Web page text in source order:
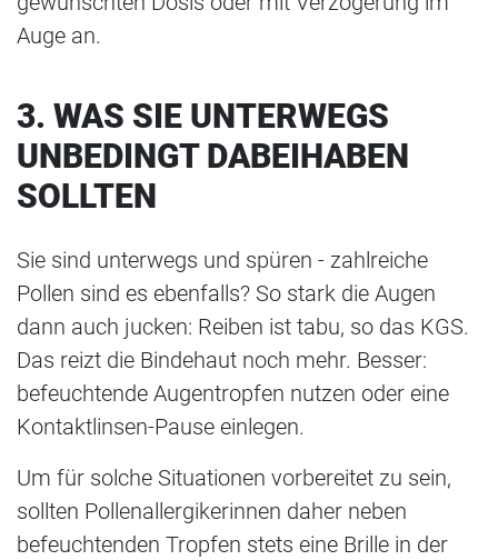
Auge an.
3. WAS SIE UNTERWEGS
UNBEDINGT DABEIHABEN
SOLLTEN
Sie sind unterwegs und spüren - zahlreiche
Pollen sind es ebenfalls? So stark die Augen
dann auch jucken: Reiben ist tabu, so das KGS.
Das reizt die Bindehaut noch mehr. Besser:
befeuchtende Augentropfen nutzen oder eine
Kontaktlinsen-Pause einlegen.
Um für solche Situationen vorbereitet zu sein,
sollten Pollenallergikerinnen daher neben
befeuchtenden Tropfen stets eine Brille in der